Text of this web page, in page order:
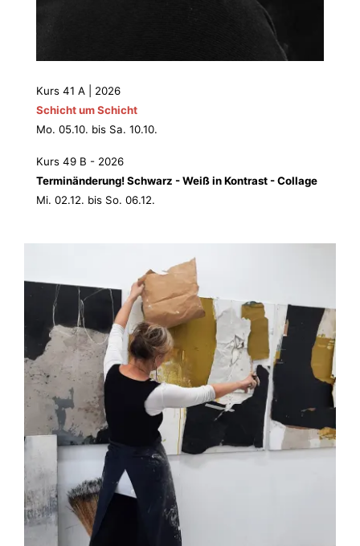
Kurs 41 A | 2026
Schicht um Schicht
Mo. 05.10. bis Sa. 10.10.
Kurs 49 B - 2026
Terminänderung! Schwarz - Weiß in Kontrast - Collage
Mi. 02.12. bis So. 06.12.